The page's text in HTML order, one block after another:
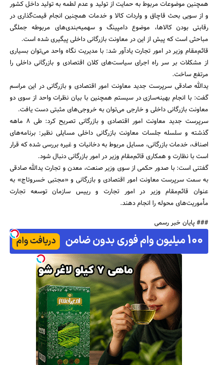
جستجو
همچنین موضوعات مربوط به حمایت از تولید و عدم لطمه به تولید داخل کشور
و از سویی بحث قاچاق و واردات کالا و خدمات همچنین انجام قیمت‌گذاری در
رقابتی بودن کالاها، موضوع دامپینگ و سهمیه‌بندی‌های مربوطه جملگی
مباحثی است که پیش از این در معاونت بازرگانی داخلی پیگیری شده است.
قائم‌مقام وزیر در امور تجارت یادآور شد: با مدیریت نگاه واحد می‌توان بسیاری
از مشکلات بر سر راه اجرای سیاست‌های کلان اقتصادی و بازرگانی داخلی را
مرتفع ساخت.
یدالله صادقی سرپرست جدید معاونت امور اقتصادی و بازرگانی در این مراسم
گفت: با انجام بهینه‌سازی در سیستم همچنین با بیان نظرات واحد از سوی دو
معاونت بازرگانی داخلی و خارجی می‌توان به خروجی‌های مثبتی دست یافت.
سرپرست جدید معاونت امور اقتصادی و بازرگانی تصریح کرد: طی 8 ماهه
گذشته و سلسله جلسات معاونت بازرگانی داخلی مسایلی نظیر: برنامه‌های
اصناف، خدمات بازرگانی، مسایل مربوط به دخانیات و غیره بررسی شده که قرار
است با نظارت و همکاری قائم‌مقام وزیر در امور بازرگانی دنبال شود.
گفتنی است: با صدور حکمی از سوی وزیر صنعت، معدن و تجارت یدالله صادقی
به سمت سرپرست معاونت امور اقتصادی و بازرگانی و «مجتبی خسروتاج» به
عنوان قائم‌مقام وزیر در امور تجارت و رییس سازمان توسعه تجارت
مأموریت‌های محوله را انجام دهند.
### پایان خبر رسمی